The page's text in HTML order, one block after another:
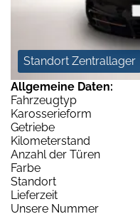
Standort Zentrallager
Allgemeine Daten:
Fahrzeugtyp
Karosserieform
Getriebe
Kilometerstand
Anzahl der Türen
Farbe
Standort
Lieferzeit
Unsere Nummer